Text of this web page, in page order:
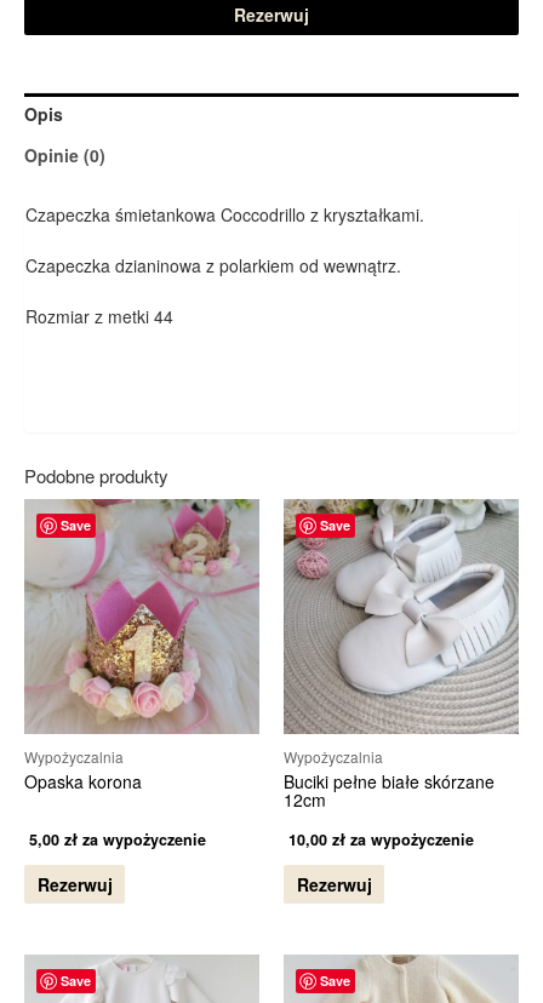
Rezerwuj
Opis
Opinie (0)
Czapeczka śmietankowa Coccodrillo z kryształkami.
Czapeczka dzianinowa z polarkiem od wewnątrz.
Rozmiar z metki 44
Podobne produkty
Save
Wypożyczalnia
Opaska korona
5,00 zł za wypożyczenie
Rezerwuj
Save
Wypożyczalnia
Buciki pełne białe skórzane
12cm
10,00 zł za wypożyczenie
Rezerwuj
Save Save